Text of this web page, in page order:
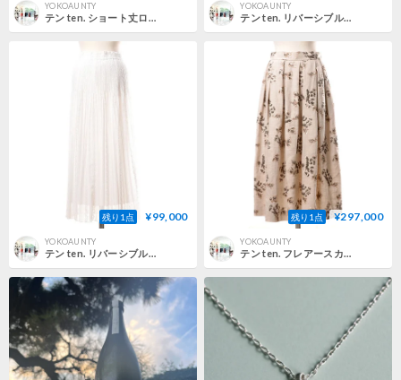
YOKOAUNTY
テン ten. ショート丈ロマンティックブルゾン ポリエステル パープル 正規取扱
YOKOAUNTY
テン ten. リバーシブルレーススカート ポリエステル ミントグレー 正規取扱
残り1点 ¥99,000
YOKOAUNTY
テン ten. リバーシブルレーススカート ポリエステル オフホワイト 正規取扱
残り1点 ¥297,000
YOKOAUNTY
テン ten. フレアースカート 麻 ベージュスパンコール 正規取扱